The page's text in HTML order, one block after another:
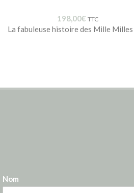
198,00€ TTC
La fabuleuse histoire des Mille Milles
Nom